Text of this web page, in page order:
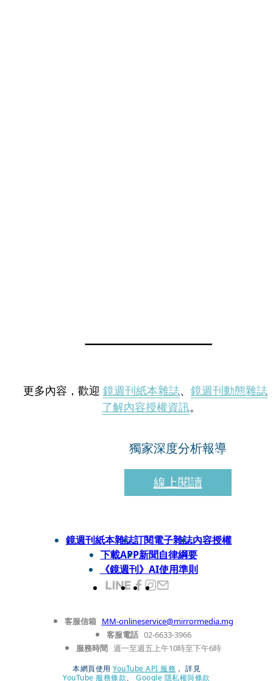
更多內容，歡迎 鏡週刊紙本雜誌、 鏡週刊動態雜誌
了解內容授權資訊。
獨家深度分析報導
線上閱讀
鏡週刊紙本雜誌訂閱電子雜誌內容授權
下載APP新聞自律綱要
《鏡週刊》AI使用準則
客服信箱 MM-onlineservice@mirrormedia.mg
客服電話 02-6633-3966
服務時間 週一至週五上午10時至下午6時
本網頁使用 YouTube API 服務 ， 詳見
YouTube 服務條款、 Google 隱私權與條款